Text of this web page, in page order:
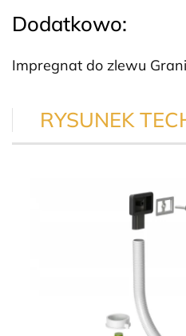
Dodatkowo:
Impregnat do zlewu
RYSUNEK